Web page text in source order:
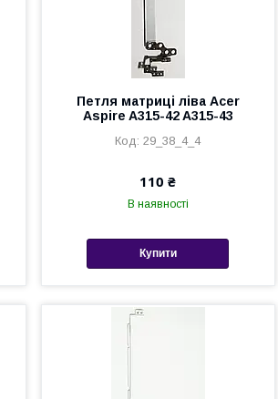
Петля матриці ліва Acer
Aspire A315-42 A315-43
29_38_4_4
110 ₴
В наявності
Купити